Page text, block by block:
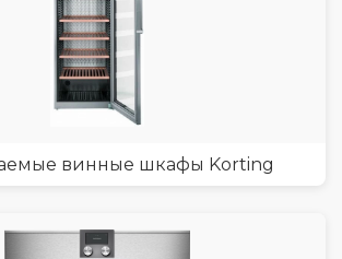
винные шкафы Korting